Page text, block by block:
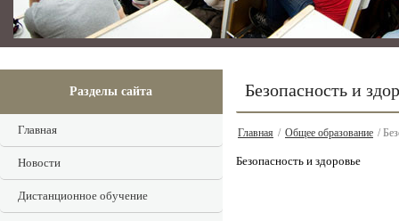
Разделы сайта
Главная
Новости
Дистанционное обучение
Безопасность и
Главная / Общее образование /
Безопасность и здоровье